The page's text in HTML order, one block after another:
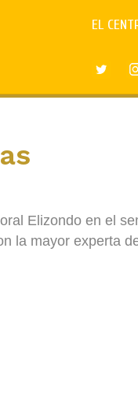
EL
Elizondo en el
la mayor experta